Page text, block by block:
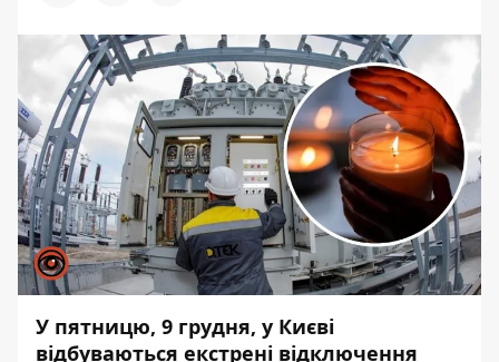
У пятницю, 9 грудня, у Києві
відбуваються екстрені відключення